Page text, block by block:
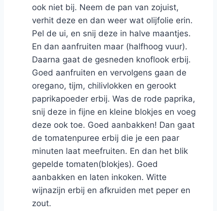
ook niet bij. Neem de pan van zojuist,
verhit deze en dan weer wat olijfolie erin.
Pel de ui, en snij deze in halve maantjes.
En dan aanfruiten maar (halfhoog vuur).
Daarna gaat de gesneden knoflook erbij.
Goed aanfruiten en vervolgens gaan de
oregano, tijm, chilivlokken en gerookt
paprikapoeder erbij. Was de rode paprika,
snij deze in fijne en kleine blokjes en voeg
deze ook toe. Goed aanbakken! Dan gaat
de tomatenpuree erbij die je een paar
minuten laat meefruiten. En dan het blik
gepelde tomaten(blokjes). Goed
aanbakken en laten inkoken. Witte
wijnazijn erbij en afkruiden met peper en
zout.